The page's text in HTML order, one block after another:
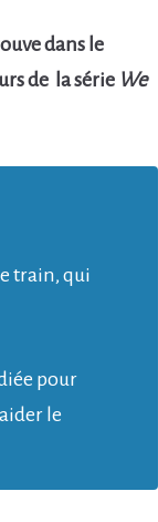
dans le
de la série We
train, qui
pour
le